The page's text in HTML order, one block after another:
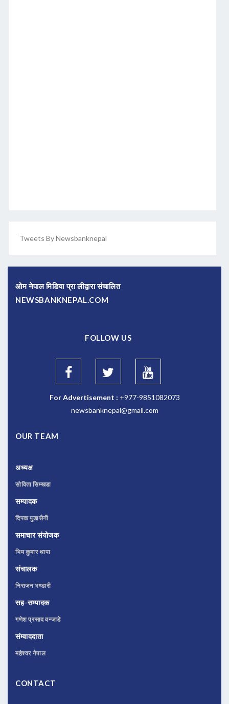
Tweets By Newsbanknepal
ओम नेपाल मिडिया प्रा लीद्वारा संचालित
NEWSBANKNEPAL.COM
FOLLOW US
For Advertisement : +977-9851082073
newsbanknepal@gmail.com
OUR TEAM
अध्यक्ष
सोविता सिम्खडा
सम्पादक
दिपक पुडासैनी
समाचार संयोजक
भिम कुमार थापा
संचालक
निराजन भण्डारी
सह-सम्पादक
गणेश प्रसाद वन्जाडे
संम्वाददाता
महेश्वर नेपाल
CONTACT